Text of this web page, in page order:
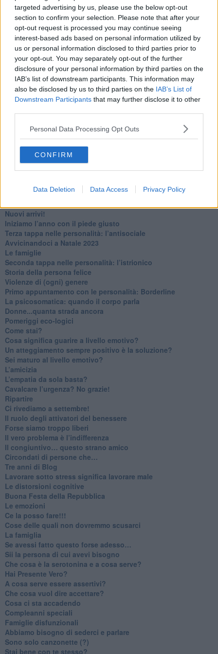
targeted advertising by us, please use the below opt-out
section to confirm your selection. Please note that after your
opt-out request is processed you may continue seeing
interest-based ads based on personal information utilized by
us or personal information disclosed to third parties prior to
your opt-out. You may separately opt-out of the further
disclosure of your personal information by third parties on the
IAB’s list of downstream participants. This information may
also be disclosed by us to third parties on the IAB’s List of
Downstream Participants that may further disclose it to other
Personal Data Processing Opt Outs
CONFIRM
Data Deletion Data Access Privacy Policy
​4 anni di Blog
Quando il silenzio è aggressivo
​Il passato, questo conosciuto!
​Clima ballerino e sbalzi d’umore
La maternità
​L’uomo o l’orso?
Non hanno un amico a teatro​
​Tutta una questione di rispetto
​Cose che ci esauriscono
​Vespa che passione!
​Lasciate ai vostri figli il diritto di piangere
​Parole d’amore regalate al vento
​Essere genitori di un adolescente
​Giornata del Fiocchetto Lilla
​Venerdì emozionalmente sostenibile
Ma ti ascolti?
Non dare niente per scontato
Che cos’è la dipendenza affettiva?
​Nuovi arrivi!
​Iniziamo l’anno con il piede giusto
​Terza tappa nelle personalità: l’antisociale
​Avvicinandoci a Natale 2023
Le famiglie
Seconda tappa nelle personalità: l’istrionico
​Storia della persona felice
Violenze di (ogni) genere
​Primo appuntamento con le personalità: Borderline
La psicosomatica: quando il corpo parla
Donne...quanta strada ancora
​Pomeriggi eco-logici
​Come stai?
Cosa significa guarire a livello emotivo?
​Un atteggiamento sempre positivo è la soluzione?
​Sei maturo al livello emotivo?
​L’amicizia
​L’empatia da sola basta?
​Cavalcare l’urgenza? No grazie!
Ripartire
​Ci rivediamo a settembre!
​Il ruolo degli attivatori del benessere
​Forse siamo troppo liberi
​Il vero problema è l’indifferenza
​Il congiuntivo… questo strano amico
​Circondati di persone che…
​Tre anni di Blog
​Lavorare sotto stress significa lavorare male
​Le distorsioni cognitive
​Buona Festa della Repubblica
Le emozioni
​Ce la posso fare!!!
​Cose delle quali non dovremmo scusarci
​La famiglia
​Se avessi fatto questo forse adesso…
​Sii la persona di cui avevi bisogno
Che cosa è la serotonina e a cosa serve?
​Hai Presente Vero?
A cosa serve essere assertivi?
​Che cosa vuol dire accettare?
​Cosa ci sta accadendo
​Compleanni speciali
​Famiglie disfunzionali
​Abbiamo bisogno di sederci e parlare
Sono solo canzonette (?)
​Stai bene con te stesso?